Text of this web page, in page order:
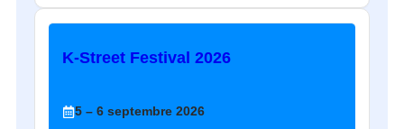
K-Street Festival 2026
5 – 6 septembre 2026